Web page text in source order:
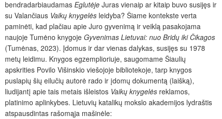
bendradarbiaudamas Eglutėje Juras vienaip ar kitaip buvo susijęs ir
su Valančiaus Vaikų knygelės leidyba? Šiame kontekste verta
paminėti, kad plačiau apie Juro gyvenimą ir veiklą pasakojama
naujoje Tumėno knygoje Gyvenimas Lietuvai: nuo Bridų iki Čikagos
(Tumėnas, 2023). Įdomus ir dar vienas dalykas, susijęs su 1978
metų leidimu. Knygos egzemplioriuje, saugomame Šiaulių
apskrities Povilo Višinskio viešojoje bibliotekoje, tarp knygos
puslapių šių eilučių autorė rado ir įdomų dokumentą (laišką),
liudijantį apie tais metais išleistos Vaikų knygelės reklamos,
platinimo aplinkybes. Lietuvių katalikų mokslo akademijos lydraštis
atspausdintas rašomąja mašinėle: